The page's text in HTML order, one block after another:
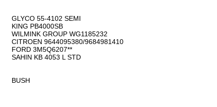
GLYCO 55-4102 SEMI
KING PB4000SB
WILMINK GROUP WG1185232
CITROEN 9644095380/9684981410
FORD 3M5Q6207**
SAHIN KB 4053 L STD
BUSH